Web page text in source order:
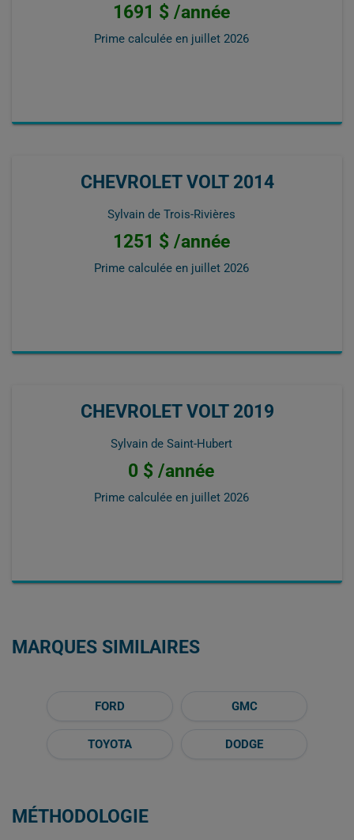
1691 $ /année
Prime calculée en juillet 2026
CHEVROLET VOLT 2014
Sylvain de Trois-Rivières
1251 $ /année
Prime calculée en juillet 2026
CHEVROLET VOLT 2019
Sylvain de Saint-Hubert
0 $ /année
Prime calculée en juillet 2026
MARQUES SIMILAIRES
FORD GMC
TOYOTA DODGE
MÉTHODOLOGIE